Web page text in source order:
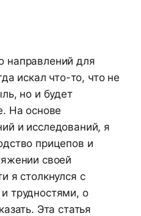
направлений для
искал что-то, что не
но и будет
На основе
и исследований, я
прицепов и
своей
я столкнулся с
трудностями, о
Эта статья